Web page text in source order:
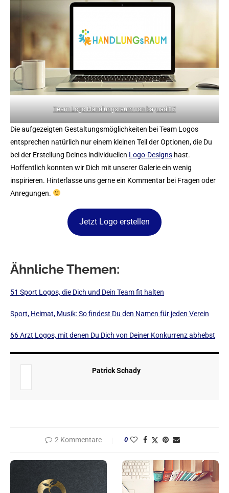
Team Logo Handlungsraum von bayuadi17
Die aufgezeigten Gestaltungsmöglichkeiten bei Team Logos
entsprechen natürlich nur einem kleinen Teil der Optionen, die Du
bei der Erstellung Deines individuellen Logo-Designs hast.
Hoffentlich konnten wir Dich mit unserer Galerie ein wenig
inspirieren. Hinterlasse uns gerne ein Kommentar bei Fragen oder
Anregungen.
Jetzt Logo erstellen
Ähnliche Themen:
51 Sport Logos, die Dich und Dein Team fit halten
Sport, Heimat, Musik: So findest Du den Namen für jeden Verein
66 Arzt Logos, mit denen Du Dich von Deiner Konkurrenz abhebst
Patrick Schady
2 Kommentare 0